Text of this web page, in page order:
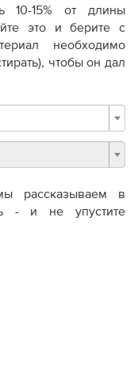
10-15% от длины
это и берите с
необходимо
чтобы он дал
рассказываем в
- и не упустите